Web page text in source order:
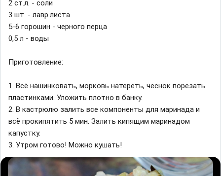
2 ст.л. - соли
3 шт. - лавр.листа
5-6 горошин - черного перца
0,5 л - воды
Приготовление:
1. Всё нашинковать, морковь натереть, чеснок порезать
пластинками. Уложить плотно в банку.
2. В кастрюлю залить все компоненты для маринада и
всё прокипятить 5 мин. Залить кипящим маринадом
капустку.
3. Утром готово! Можно кушать!